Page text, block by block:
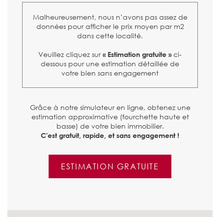
Malheureusement, nous n’avons pas assez de
données pour afficher le prix moyen par m2
dans cette localité.
Veuillez cliquez sur« Estimation gratuite »ci-
dessous pour une estimation détaillée de
votre bien sans engagement
Grâce à notre simulateur en ligne, obtenez une
estimation approximative (fourchette haute et
basse) de votre bien immobilier.
C'est gratuit, rapide, et sans engagement !
ESTIMATION GRATUITE